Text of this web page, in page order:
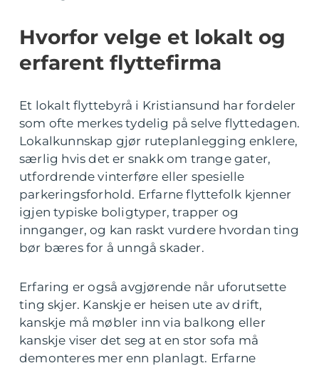
Hvorfor velge et lokalt og
erfarent flyttefirma
Et lokalt flyttebyrå i Kristiansund har fordeler
som ofte merkes tydelig på selve flyttedagen.
Lokalkunnskap gjør ruteplanlegging enklere,
særlig hvis det er snakk om trange gater,
utfordrende vinterføre eller spesielle
parkeringsforhold. Erfarne flyttefolk kjenner
igjen typiske boligtyper, trapper og
innganger, og kan raskt vurdere hvordan ting
bør bæres for å unngå skader.
Erfaring er også avgjørende når uforutsette
ting skjer. Kanskje er heisen ute av drift,
kanskje må møbler inn via balkong eller
kanskje viser det seg at en stor sofa må
demonteres mer enn planlagt. Erfarne